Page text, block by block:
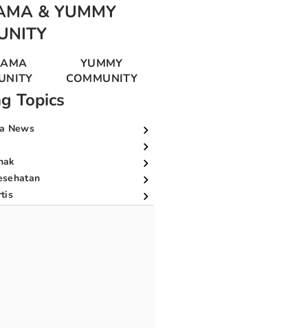
& YUMMY
YUMMY
COMMUNITY
Topics
News